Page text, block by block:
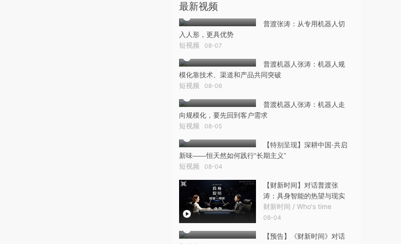
最新视频
普渡张涛：从专用机器人切
入人形，更具优势
短视频 08-07
普渡机器人张涛：机器人规
模化靠技术、渠道和产品共同突破
短视频 08-06
普渡机器人张涛：机器人走
向规模化，要先回到客户需求
短视频 08-05
【特别呈现】深耕中国·共启
新味——恒天然如何践行“长期主义”
短视频 08-04
【财新时间】对话普渡张
涛：具身智能的热望与现实
财新时间 / Who's time
08-04
【预告】《财新时间》对话